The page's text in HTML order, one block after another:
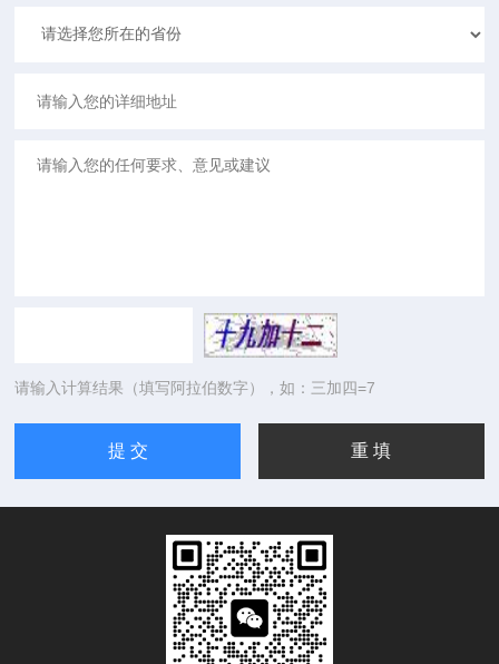
请输入计算结果（填写阿拉伯数字），如：三加四=7